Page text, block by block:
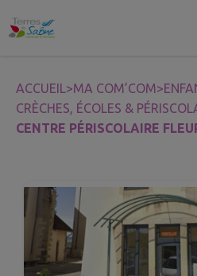
Contenu
ACCUEIL>MA COM’COM>
CRÈCHES, ÉCOLES &
CENTRE PÉRISCOLAIRE